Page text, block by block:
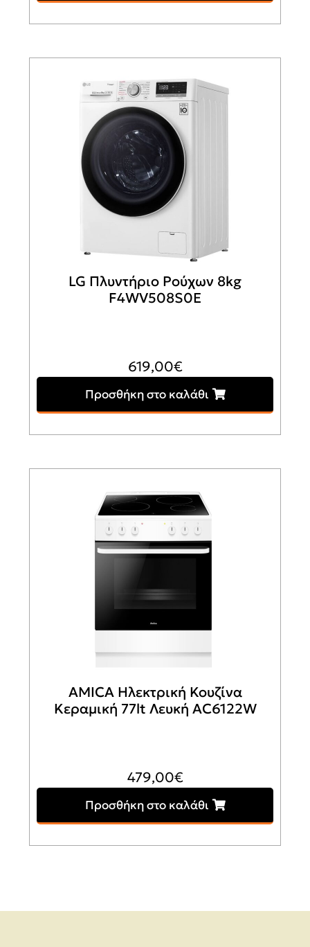
LG Πλυντήριο Ρούχων 8kg
F4WV508S0Ε
619,00€
Προσθήκη στο καλάθι
AMICA Ηλεκτρική Κουζίνα
Κεραμική 77lt Λευκή AC6122W
479,00€
Προσθήκη στο καλάθι